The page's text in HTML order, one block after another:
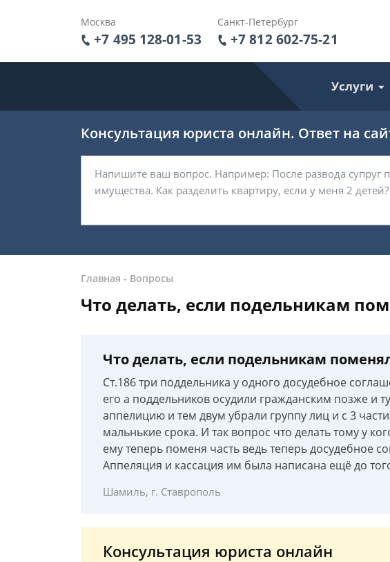
Москва
+7 495 128-01-53
Санкт-Петербург
+7 812 602-75-21
Услуги
Консультация юриста онлайн. Ответ на
Главная - Вопросы
Что делать, если подельникам
Что делать, если подельникам
Ст.186 три поддельника у одного досудебное
его а поддельников осудили гражданским позже и
аппелицию и тем двум убрали группу лиц и с 3
мальнькие срока. И так вопрос что делать тому у
ему теперь поменя часть ведь теперь досудебное
Аппеляция и кассация им была написана ещё до
Шамиль, г. Ставрополь
Консультация юриста онлайн